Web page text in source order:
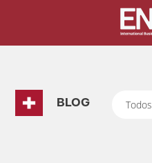
BLOG Todos